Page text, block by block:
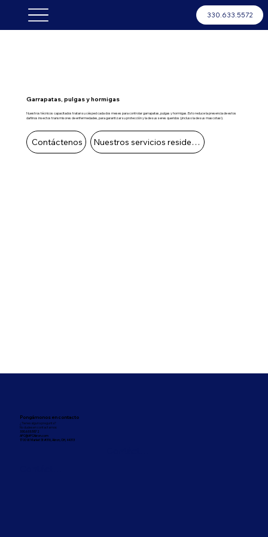
330.633.5572
Garrapatas, pulgas y hormigas
Nuestros técnicos capacitados tratan su césped cada dos meses para controlar garrapatas, pulgas y hormigas. Esto reduce la presencia de estos
dañinos insectos transmisores de enfermedades, para garantizar su protección y la de sus seres queridos (¡incluso la de sus mascotas!).
Contáctenos Nuestros servicios residenciales
Pongámonos en contacto
¿Tienes alguna pregunta?
No dudes en contactarnos:
330.633.5572
APC@APCAkron.com
1700 W Market St #316, Akron, OH, 44313